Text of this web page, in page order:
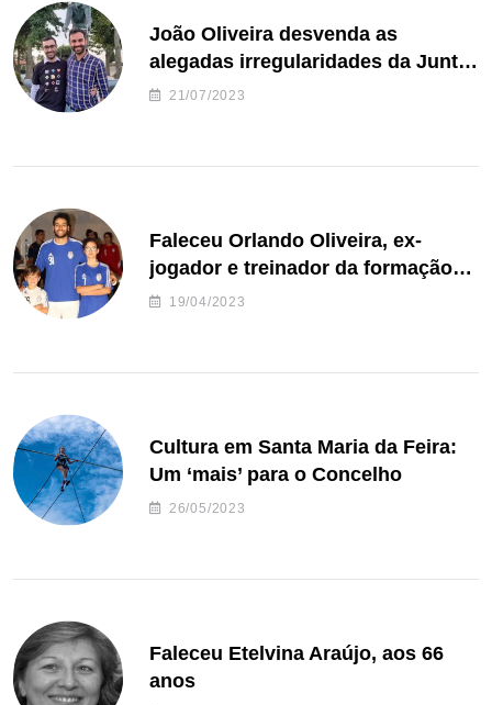
João Oliveira desvenda as
alegadas irregularidades da Junta
de Freguesia S. João de Ver
21/07/2023
Faleceu Orlando Oliveira, ex-
jogador e treinador da formação
de andebol do Feirense
19/04/2023
Cultura em Santa Maria da Feira:
Um ‘mais’ para o Concelho
26/05/2023
Faleceu Etelvina Araújo, aos 66
anos